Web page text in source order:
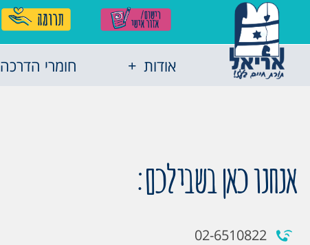
אודות חומרי הדרכה
אנחנו כאן בשבילכם:
02-6510822